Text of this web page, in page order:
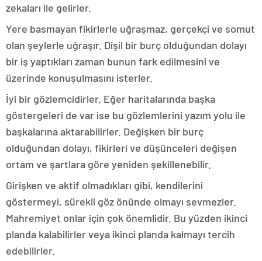
zekaları ile gelirler.
Yere basmayan fikirlerle uğraşmaz, gerçekçi ve somut
olan şeylerle uğraşır. Dişil bir burç olduğundan dolayı
bir iş yaptıkları zaman bunun fark edilmesini ve
üzerinde konuşulmasını isterler.
İyi bir gözlemcidirler. Eğer haritalarında başka
göstergeleri de var ise bu gözlemlerini yazım yolu ile
başkalarına aktarabilirler. Değişken bir burç
olduğundan dolayı, fikirleri ve düşünceleri değişen
ortam ve şartlara göre yeniden şekillenebilir.
Girişken ve aktif olmadıkları gibi, kendilerini
göstermeyi, sürekli göz önünde olmayı sevmezler.
Mahremiyet onlar için çok önemlidir. Bu yüzden ikinci
planda kalabilirler veya ikinci planda kalmayı tercih
edebilirler.